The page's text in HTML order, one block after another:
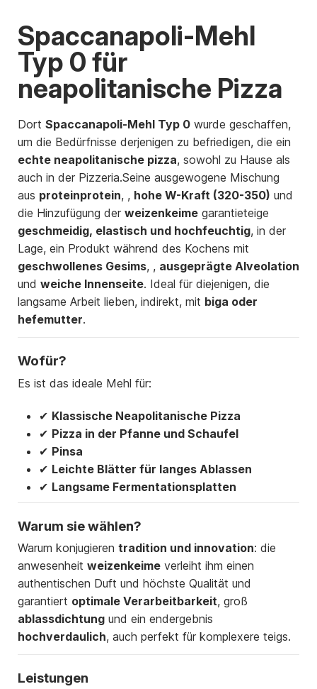
Spaccanapoli-Mehl
Typ 0 für
neapolitanische Pizza
Dort Spaccanapoli-Mehl Typ 0 wurde geschaffen,
um die Bedürfnisse derjenigen zu befriedigen, die ein
echte neapolitanische pizza, sowohl zu Hause als
auch in der Pizzeria.Seine ausgewogene Mischung
aus proteinprotein, , hohe W-Kraft (320-350) und
die Hinzufügung der weizenkeime garantieteige
geschmeidig, elastisch und hochfeuchtig, in der
Lage, ein Produkt während des Kochens mit
geschwollenes Gesims, , ausgeprägte Alveolation
und weiche Innenseite. Ideal für diejenigen, die
langsame Arbeit lieben, indirekt, mit biga oder
hefemutter.
Wofür?
Es ist das ideale Mehl für:
✔ Klassische Neapolitanische Pizza
✔ Pizza in der Pfanne und Schaufel
✔ Pinsa
✔ Leichte Blätter für langes Ablassen
✔ Langsame Fermentationsplatten
Warum sie wählen?
Warum konjugieren tradition und innovation: die
anwesenheit weizenkeime verleiht ihm einen
authentischen Duft und höchste Qualität und
garantiert optimale Verarbeitbarkeit, groß
ablassdichtung und ein endergebnis
hochverdaulich, auch perfekt für komplexere teigs.
Leistungen